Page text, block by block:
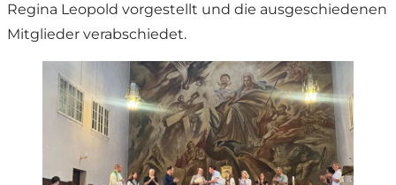
Regina Leopold vorgestellt und die ausgeschiedenen
Mitglieder verabschiedet.